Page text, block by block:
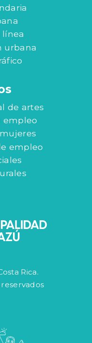
urbana
de artes
empleo
empleo
Rica.